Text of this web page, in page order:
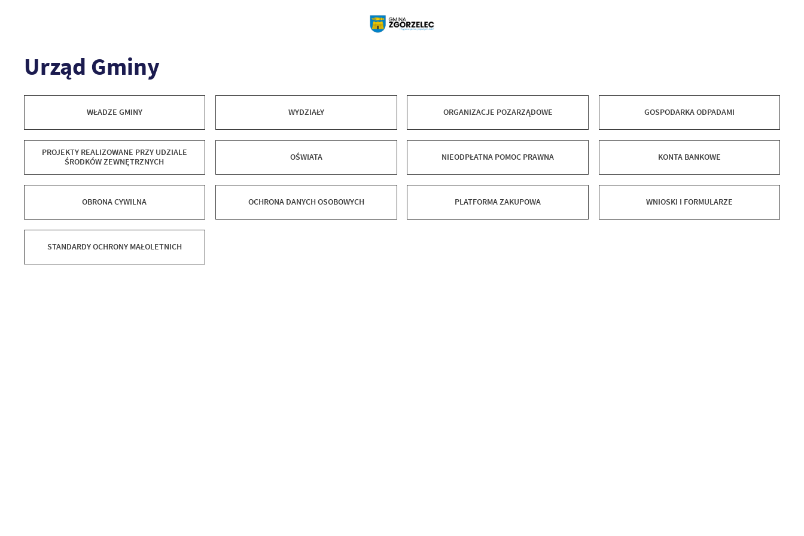
Urząd Gminy
WŁADZE GMINY WYDZIAŁY ORGANIZACJE POZARZĄDOWE GOSPODARKA ODPADAMI
PROJEKTY REALIZOWANE PRZY UDZIALE
ŚRODKÓW ZEWNĘTRZNYCH
OŚWIATA NIEODPŁATNA POMOC PRAWNA KONTA BANKOWE
OBRONA CYWILNA OCHRONA DANYCH OSOBOWYCH PLATFORMA ZAKUPOWA WNIOSKI I FORMULARZE
STANDARDY OCHRONY MAŁOLETNICH